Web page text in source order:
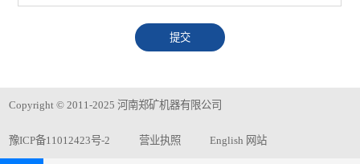
Copyright © 2011-2025 河南郑矿机器有限公司
豫ICP备11012423号-2 营业执照 English 网站